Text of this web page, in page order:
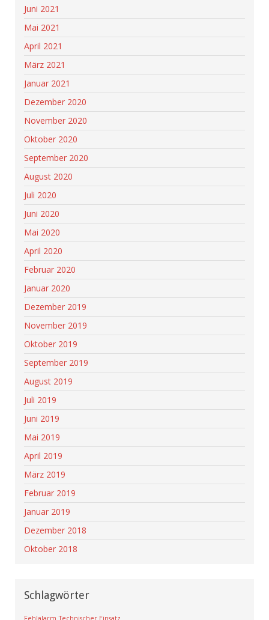
Juni 2021
Mai 2021
April 2021
März 2021
Januar 2021
Dezember 2020
November 2020
Oktober 2020
September 2020
August 2020
Juli 2020
Juni 2020
Mai 2020
April 2020
Februar 2020
Januar 2020
Dezember 2019
November 2019
Oktober 2019
September 2019
August 2019
Juli 2019
Juni 2019
Mai 2019
April 2019
März 2019
Februar 2019
Januar 2019
Dezember 2018
Oktober 2018
Schlagwörter
Fehlalarm Technischer Einsatz